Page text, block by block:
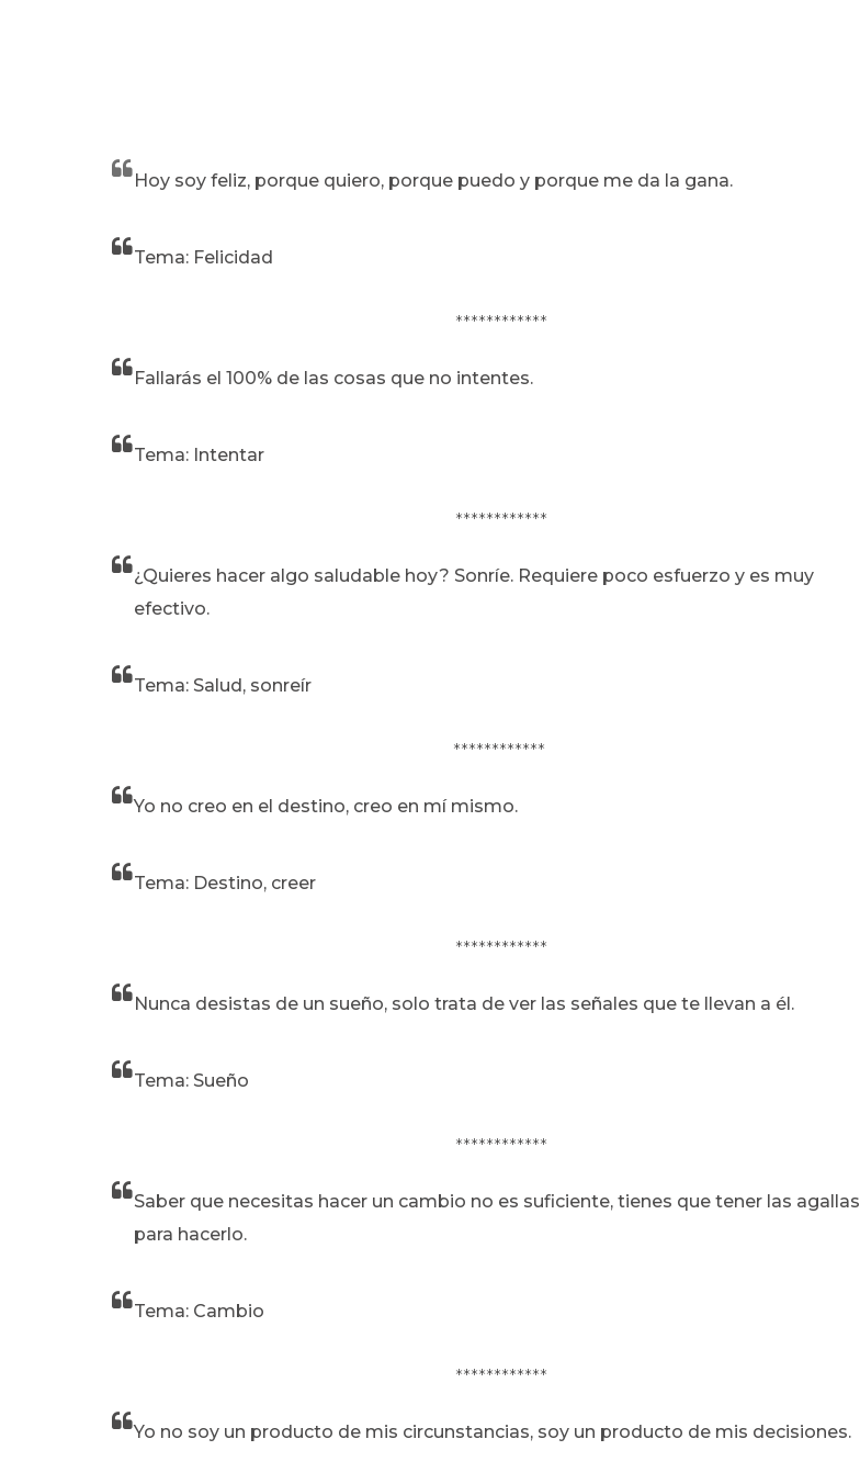
Hoy soy feliz, porque quiero, porque puedo y porque me da la gana.
Tema: Felicidad
************
Fallarás el 100% de las cosas que no intentes.
Tema: Intentar
************
¿Quieres hacer algo saludable hoy? Sonríe. Requiere poco esfuerzo y es muy
efectivo.
Tema: Salud, sonreír
************
Yo no creo en el destino, creo en mí mismo.
Tema: Destino, creer
************
Nunca desistas de un sueño, solo trata de ver las señales que te llevan a él.
Tema: Sueño
************
Saber que necesitas hacer un cambio no es suficiente, tienes que tener las agallas
para hacerlo.
Tema: Cambio
************
Yo no soy un producto de mis circunstancias, soy un producto de mis decisiones.